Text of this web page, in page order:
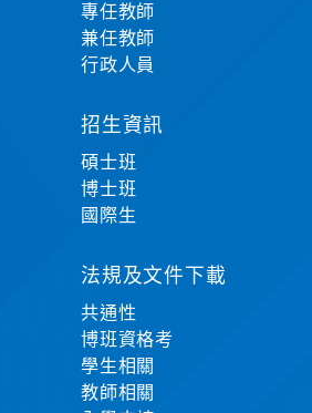
專任教師
兼任教師
行政人員
招生資訊
碩士班
博士班
國際生
法規及文件下載
共通性
博班資格考
學生相關
教師相關